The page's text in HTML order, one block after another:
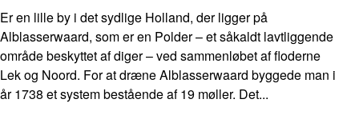
Er en lille by i det sydlige Holland, der ligger på
Alblasserwaard, som er en Polder – et såkaldt lavtliggende
område beskyttet af diger – ved sammenløbet af floderne
Lek og Noord. For at dræne Alblasserwaard byggede man i
år 1738 et system bestående af 19 møller. Det...